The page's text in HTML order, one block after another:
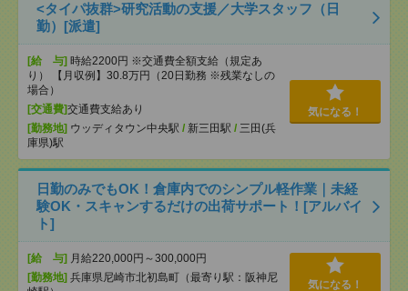
<タイパ抜群>研究活動の支援／大学スタッフ（日
勤）[派遣]
[給 与] 時給2200円 ※交通費全額支給（規定あ
り） 【月収例】30.8万円（20日勤務 ※残業なしの
場合）
[交通費]交通費支給あり
[勤務地] ウッディタウン中央駅 / 新三田駅 / 三田(兵
庫県)駅
気になる！
日勤のみでもOK！倉庫内でのシンプル軽作業｜未経
験OK・スキャンするだけの出荷サポート！[アルバイ
ト]
[給 与] 月給220,000円～300,000円
[勤務地] 兵庫県尼崎市北初島町（最寄り駅：阪神尼
気になる！